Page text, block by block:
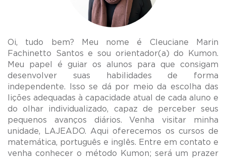
Oi, tudo bem? Meu nome é Cleuciane Marin
Fachinetto Santos e sou orientador(a) do Kumon.
Meu papel é guiar os alunos para que consigam
desenvolver suas habilidades de forma
independente. Isso se dá por meio da escolha das
lições adequadas à capacidade atual de cada aluno e
do olhar individualizado, capaz de perceber seus
pequenos avanços diários. Venha visitar minha
unidade, LAJEADO. Aqui oferecemos os cursos de
matemática, português e inglês. Entre em contato e
venha conhecer o método Kumon; será um prazer